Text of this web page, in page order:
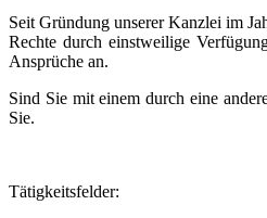
Seit Gründung unserer Kanzlei im
Rechte durch einstweilige
Ansprüche an.
Sind Sie mit einem durch eine
Sie.
Tätigkeitsfelder: